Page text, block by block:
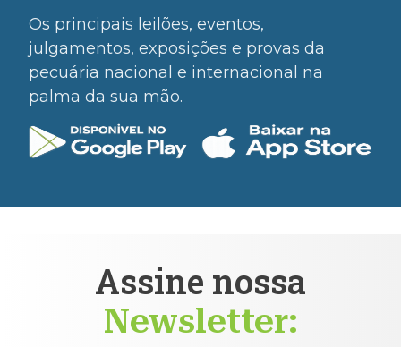
Os principais leilões, eventos,
julgamentos, exposições e provas da
pecuária nacional e internacional na
palma da sua mão.
Assine nossa
Newsletter: